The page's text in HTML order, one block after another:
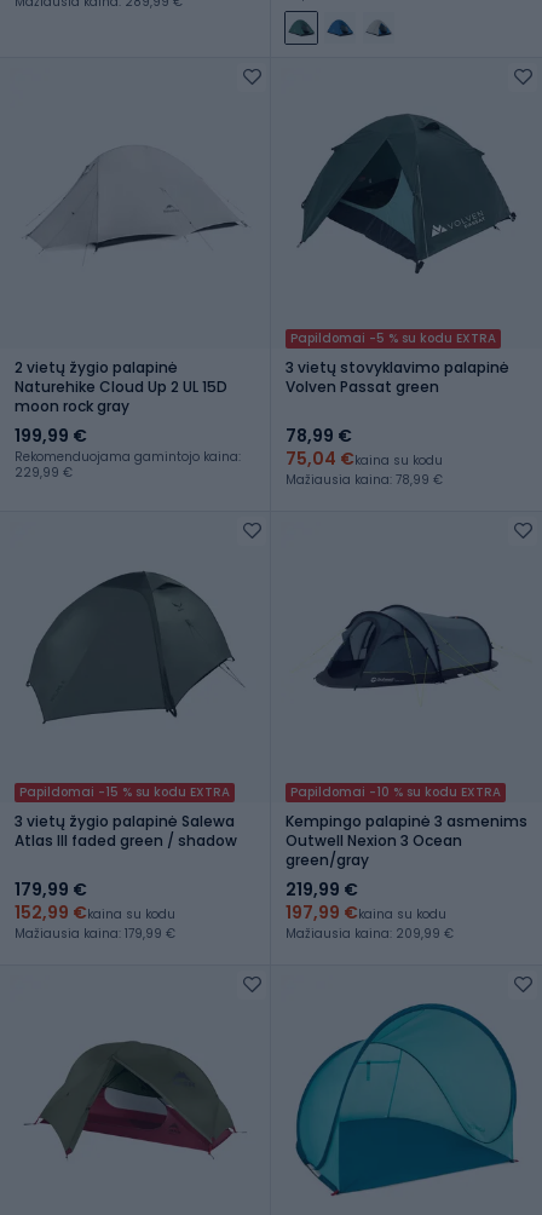
2 vietų žygio palapinė
Naturehike Cloud Up 2 UL 15D
moon rock gray
199,99 €
Rekomenduojama gamintojo kaina:
229,99 €
Papildomai -5 % su kodu EXTRA
3 vietų stovyklavimo palapinė
Volven Passat green
78,99 €
75,04 €kaina su kodu
Mažiausia kaina: 78,99 €
Papildomai -15 % su kodu EXTRA
3 vietų žygio palapinė Salewa
Atlas III faded green / shadow
179,99 €
152,99 €kaina su kodu
Mažiausia kaina: 179,99 €
Papildomai -10 % su kodu EXTRA
Kempingo palapinė 3 asmenims
Outwell Nexion 3 Ocean
green/gray
219,99 €
197,99 €kaina su kodu
Mažiausia kaina: 209,99 €